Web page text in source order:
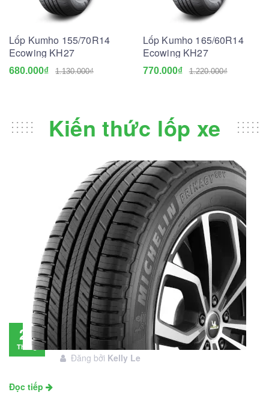
Lốp Kumho 155/70R14
Ecowing KH27
680.000₫ 1.130.000₫
Lốp Kumho 165/60R14
Ecowing KH27
770.000₫ 1.220.000₫
Kiến thức lốp xe
28
Tháng
Đánh giá lốp Michelin Primacy SUV: Đáng
đầu tư không?
Đăng bởi Kelly Le
Đọc tiếp